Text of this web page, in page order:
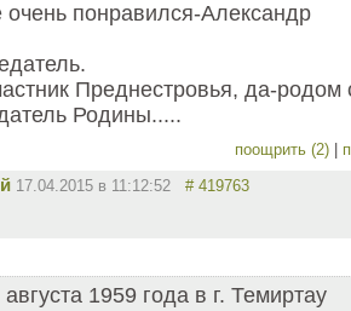
понравился-Александр
Преднестровья, да-родом
Родины.....
поощрить (2)
17.04.2015 в 11:12:52 # 419763
1959 года в г. Темиртау